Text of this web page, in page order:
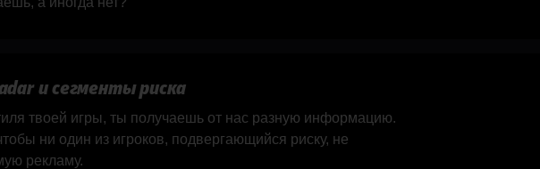
и сегменты риска
твоей игры, ты получаешь от нас разную информацию.
ни один из игроков, подвергающийся риску, не
рекламу.